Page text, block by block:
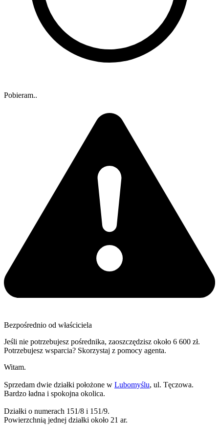
Pobieram..
Bezpośrednio od właściciela
Jeśli nie potrzebujesz pośrednika, zaoszczędzisz około 6 600 zł.
Potrzebujesz wsparcia? Skorzystaj z pomocy agenta.
Witam.
Sprzedam dwie działki położone w Lubomyślu, ul. Tęczowa.
Bardzo ładna i spokojna okolica.
Działki o numerach 151/8 i 151/9.
Powierzchnią jednej działki około 21 ar.